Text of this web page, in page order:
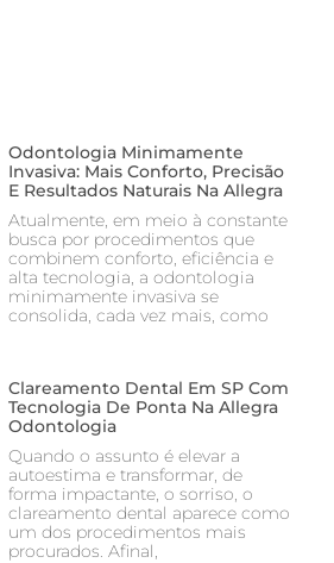
Odontologia Minimamente
Invasiva: Mais Conforto, Precisão
E Resultados Naturais Na Allegra
Atualmente, em meio à constante
busca por procedimentos que
combinem conforto, eficiência e
alta tecnologia, a odontologia
minimamente invasiva se
consolida, cada vez mais, como
Clareamento Dental Em SP Com
Tecnologia De Ponta Na Allegra
Odontologia
Quando o assunto é elevar a
autoestima e transformar, de
forma impactante, o sorriso, o
clareamento dental aparece como
um dos procedimentos mais
procurados. Afinal,